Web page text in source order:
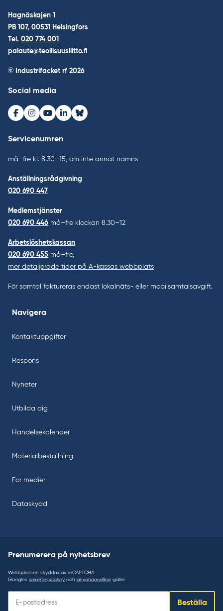
Hagnäskajen 1
PB 107, 00531 Helsingfors
Tel. 020 774 001
palaute@teollisuusliitto.fi
© Industrifacket rf 2026
Social media
Facebook
Instagram
Youtube
LinkedInBluesky
Servicenumren
må–fre kl. 8.30–15, om inte annat nämns
Anställningsrådgivning
020 690 447
Medlemstjänster
020 690 446 må–fre klockan 8.30–12
Arbetslöshetskassan
020 690 455 må–fre,
mer detaljerade tider på A-kassas webbplats
För samtal faktureras endast lokalnäts- eller mobilsamtalsavgift.
Navigera
Kontaktuppgifter
Respons
Nyheter
Utbilda dig
Händelsekalender
Materialbeställning
För medier
Dataskydd
Prenumerera på nyhetsbrev
Webbplatsen skyddas av reCAPTCHA.
Googles sekretesspolicy och användarvillkor gäller.
Beställa